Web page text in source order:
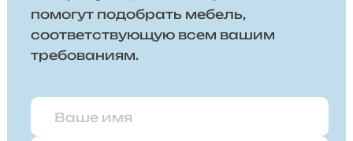
помогут подобрать мебель,
соответствующую всем вашим
требованиям.